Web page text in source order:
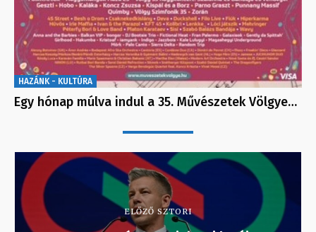
HAZÁNK - KULTÚRA
Egy hónap múlva indul a 35. Művészetek Völgye…
ELŐZŐ SZTORI